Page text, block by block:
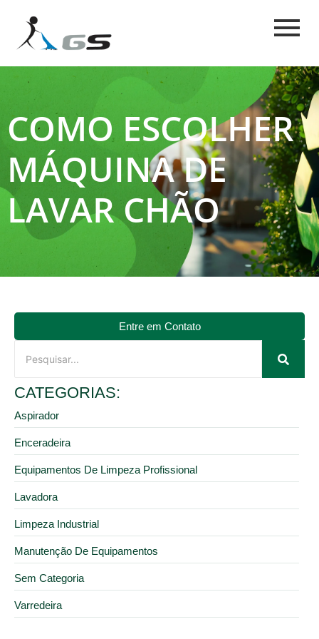
COMO ESCOLHER
MÁQUINA DE
LAVAR CHÃO
Entre em Contato
CATEGORIAS:
Aspirador
Enceradeira
Equipamentos De Limpeza Profissional
Lavadora
Limpeza Industrial
Manutenção De Equipamentos
Sem Categoria
Varredeira